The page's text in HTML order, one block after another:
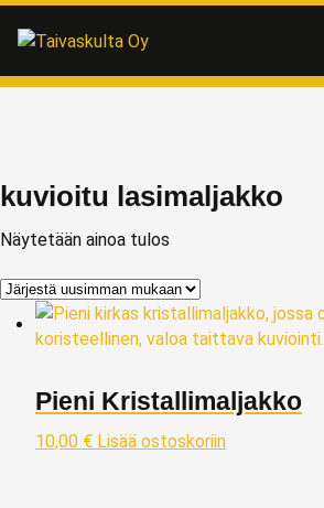
kuvioitu lasimaljakko
Näytetään ainoa tulos
Pieni Kristallimaljakko
10,00 € Lisää ostoskoriin